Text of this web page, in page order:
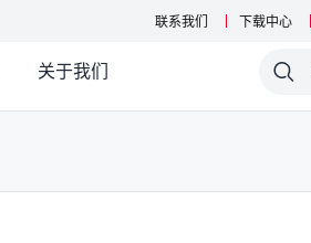
联系我们 下载中心
关于我们